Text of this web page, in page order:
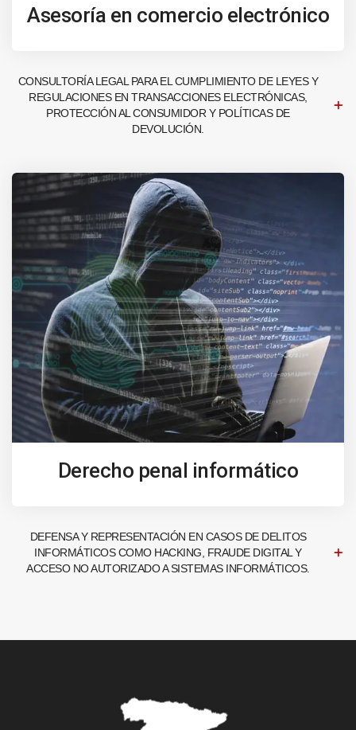
Asesoría en comercio electrónico
CONSULTORÍA LEGAL PARA EL CUMPLIMIENTO DE LEYES Y
REGULACIONES EN TRANSACCIONES ELECTRÓNICAS,
PROTECCIÓN AL CONSUMIDOR Y POLÍTICAS DE
DEVOLUCIÓN.
Derecho penal informático
DEFENSA Y REPRESENTACIÓN EN CASOS DE DELITOS
INFORMÁTICOS COMO HACKING, FRAUDE DIGITAL Y
ACCESO NO AUTORIZADO A SISTEMAS INFORMÁTICOS.